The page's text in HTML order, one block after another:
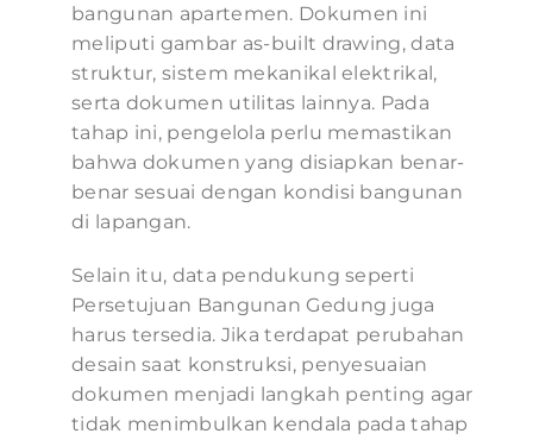
bangunan apartemen. Dokumen ini
meliputi gambar as-built drawing, data
struktur, sistem mekanikal elektrikal,
serta dokumen utilitas lainnya. Pada
tahap ini, pengelola perlu memastikan
bahwa dokumen yang disiapkan benar-
benar sesuai dengan kondisi bangunan
di lapangan.
Selain itu, data pendukung seperti
Persetujuan Bangunan Gedung juga
harus tersedia. Jika terdapat perubahan
desain saat konstruksi, penyesuaian
dokumen menjadi langkah penting agar
tidak menimbulkan kendala pada tahap